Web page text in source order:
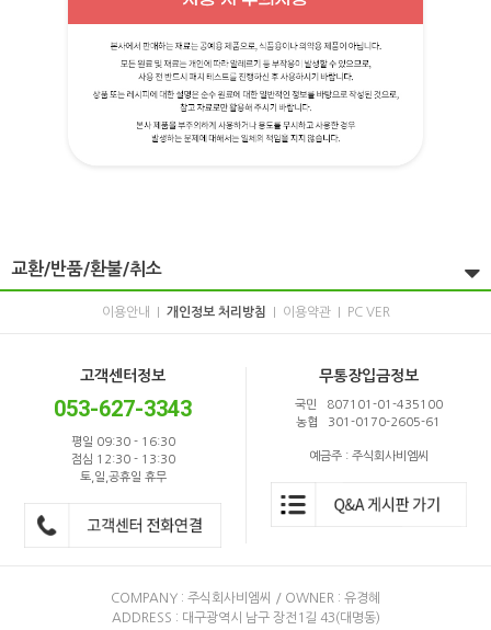
교환/반품/환불/취소
이용안내 개인정보 처리방침 이용약관 PC VER
고객센터정보
053-627-3343
평일 09:30 - 16:30
점심 12:30 - 13:30
토,일,공휴일 휴무
무통장입금정보
국민 807101-01-435100
농협 301-0170-2605-61
예금주 : 주식회사비엠씨
COMPANY : 주식회사비엠씨 / OWNER : 유경혜
ADDRESS : 대구광역시 남구 장전1길 43(대명동)